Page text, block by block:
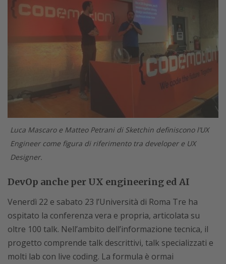
Luca Mascaro e Matteo Petrani di Sketchin definiscono l’UX
Engineer come figura di riferimento tra developer e UX
Designer.
DevOp anche per UX engineering ed AI
Venerdì 22 e sabato 23 l’Università di Roma Tre ha
ospitato la conferenza vera e propria, articolata su
oltre 100 talk. Nell’ambito dell’informazione tecnica, il
progetto comprende talk descrittivi, talk specializzati e
molti lab con live coding. La formula è ormai